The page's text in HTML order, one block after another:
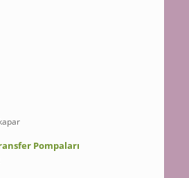
Pompaları